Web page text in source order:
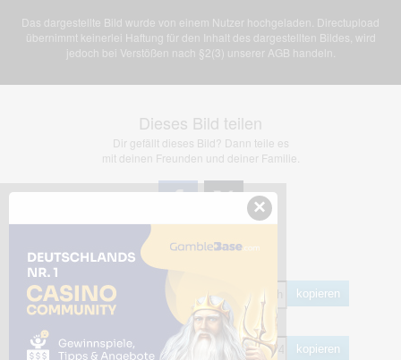
Das dargestellte Bild wurde von einem Nutzer hochgeladen. Directupload
übernimmt keinerlei Haftung für den Inhalt des dargestellten Bildes, wird
jedoch bei Verstößen nach §2(3) unserer AGB handeln.
Dieses Bild teilen
Dir gefällt dieses Bild? Dann teile es
mit deinen Freunden und deiner Familie.
Share Links
kopieren
HTML
kopieren
×